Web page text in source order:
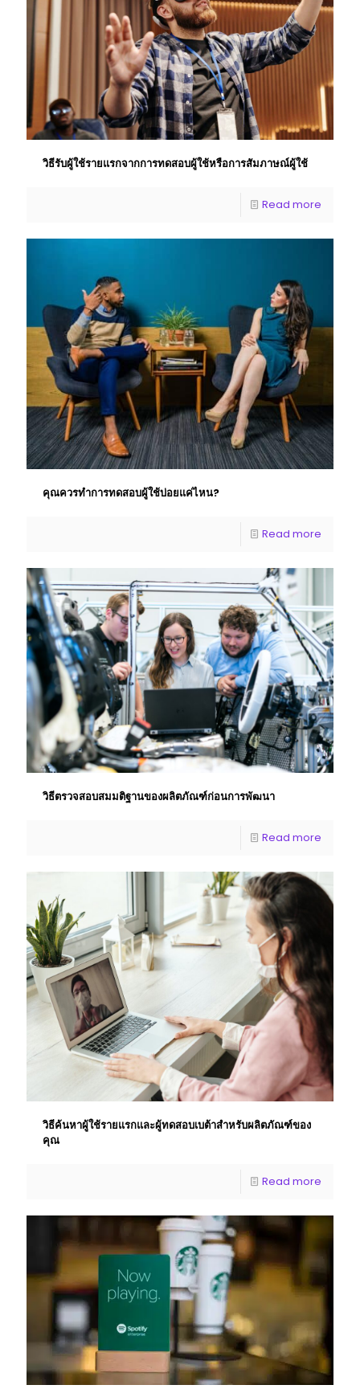
วิธีรับผู้ใช้รายแรกจากการทดสอบผู้ใช้หรือการสัมภาษณ์ผู้ใช้
Read more
คุณควรทําการทดสอบผู้ใช้บ่อยแค่ไหน?
Read more
วิธีตรวจสอบสมมติฐานของผลิตภัณฑ์ก่อนการพัฒนา
Read more
วิธีค้นหาผู้ใช้รายแรกและผู้ทดสอบเบต้าสําหรับผลิตภัณฑ์ของ
คุณ
Read more